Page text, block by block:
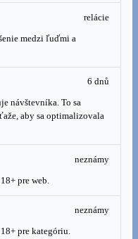
medzi ľuďmi a
relácie
návštevníka. To sa
aby sa optimalizovala
6 dnů
pre web.
neznámy
pre kategóriu.
neznámy